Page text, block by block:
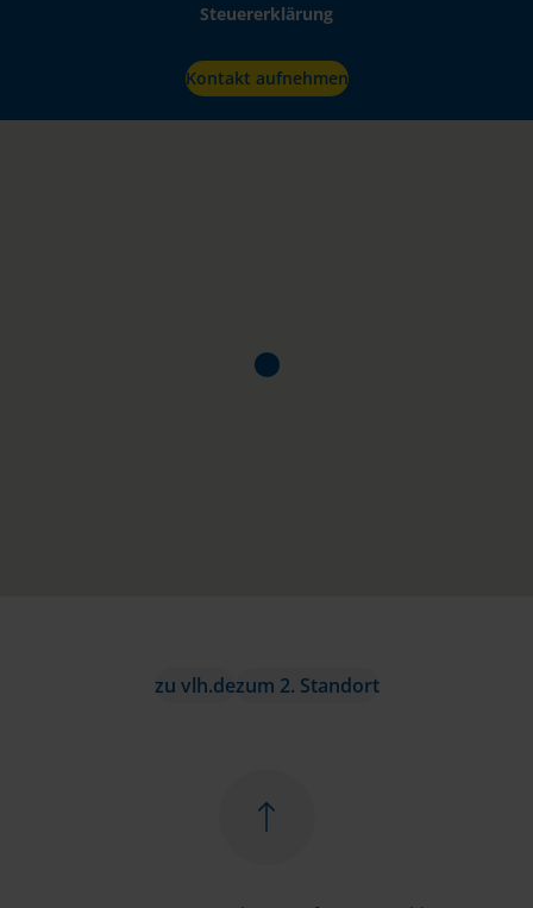
Steuererklärung
Kontakt aufnehmen
zu vlh.dezum 2. Standort